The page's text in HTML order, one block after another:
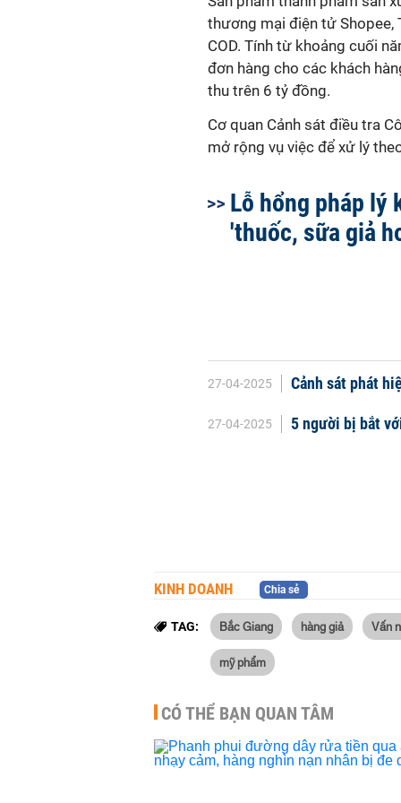
thương mại điện tử Shopee,
COD. Tính từ khoảng cuối
đơn hàng cho các khách
thu trên 6 tỷ đồng.
Cơ quan Cảnh sát điều tra
mở rộng vụ việc để xử lý
Lỗ hổng pháp lý
'thuốc, sữa giả
27-04-2025 Cảnh sát phát
27-04-2025 5 người bị bắt
KINH DOANH Chia sẻ
TAG: Bắc Giang hàng giả Vấn
mỹ phẩm
CÓ THỂ BẠN QUAN TÂM